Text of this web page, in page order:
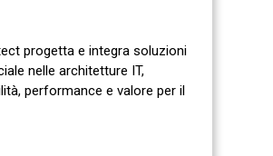
progetta e integra soluzioni
nelle architetture IT,
performance e valore per il